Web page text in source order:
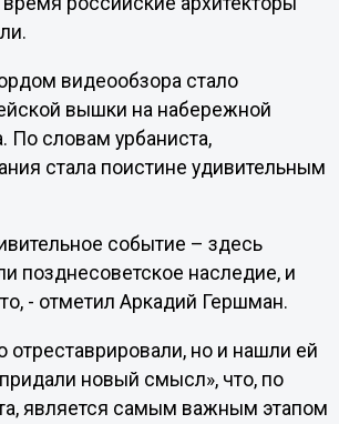
видеообзора стало
вышки на набережной
По словам урбаниста,
стала поистине удивительным
событие – здесь
позднесоветское наследие, и
- отметил Аркадий Гершман.
отреставрировали, но и нашли ей
новый смысл», что, по
является самым важным этапом